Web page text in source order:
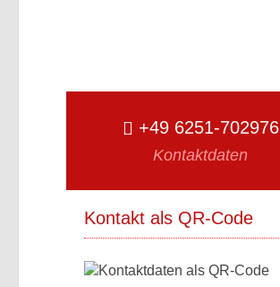
+49 6251-702976
Kontaktdaten
Kontakt als QR-Code